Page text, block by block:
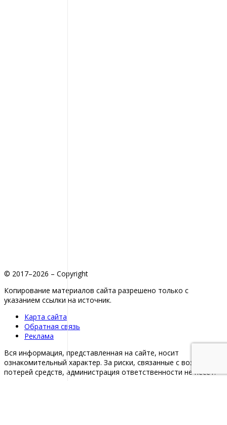
© 2017–2026 – Copyright
Копирование материалов сайта разрешено только с
указанием ссылки на источник.
Карта сайта
Обратная связь
Реклама
Вся информация, представленная на сайте, носит
ознакомительный характер. За риски, связанные с возможной
потерей средств, администрация ответственности не несет.